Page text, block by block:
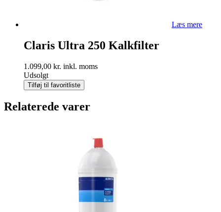
Læs mere
Claris Ultra 250 Kalkfilter
1.099,00 kr. inkl. moms
Udsolgt
Tilføj til favoritliste
Relaterede varer